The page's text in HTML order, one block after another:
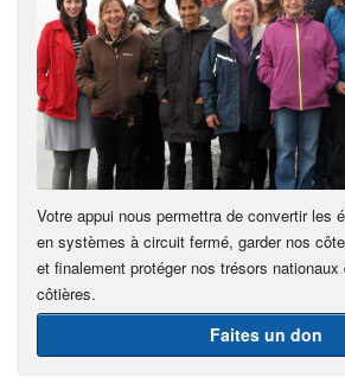
Votre appui nous permettra de convertir les
en systèmes à circuit fermé, garder nos
et finalement protéger nos trésors
côtières.
Faites un don